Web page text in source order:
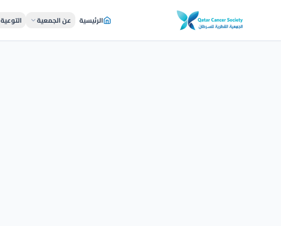
الرئيسية عن الجمعية التوعية